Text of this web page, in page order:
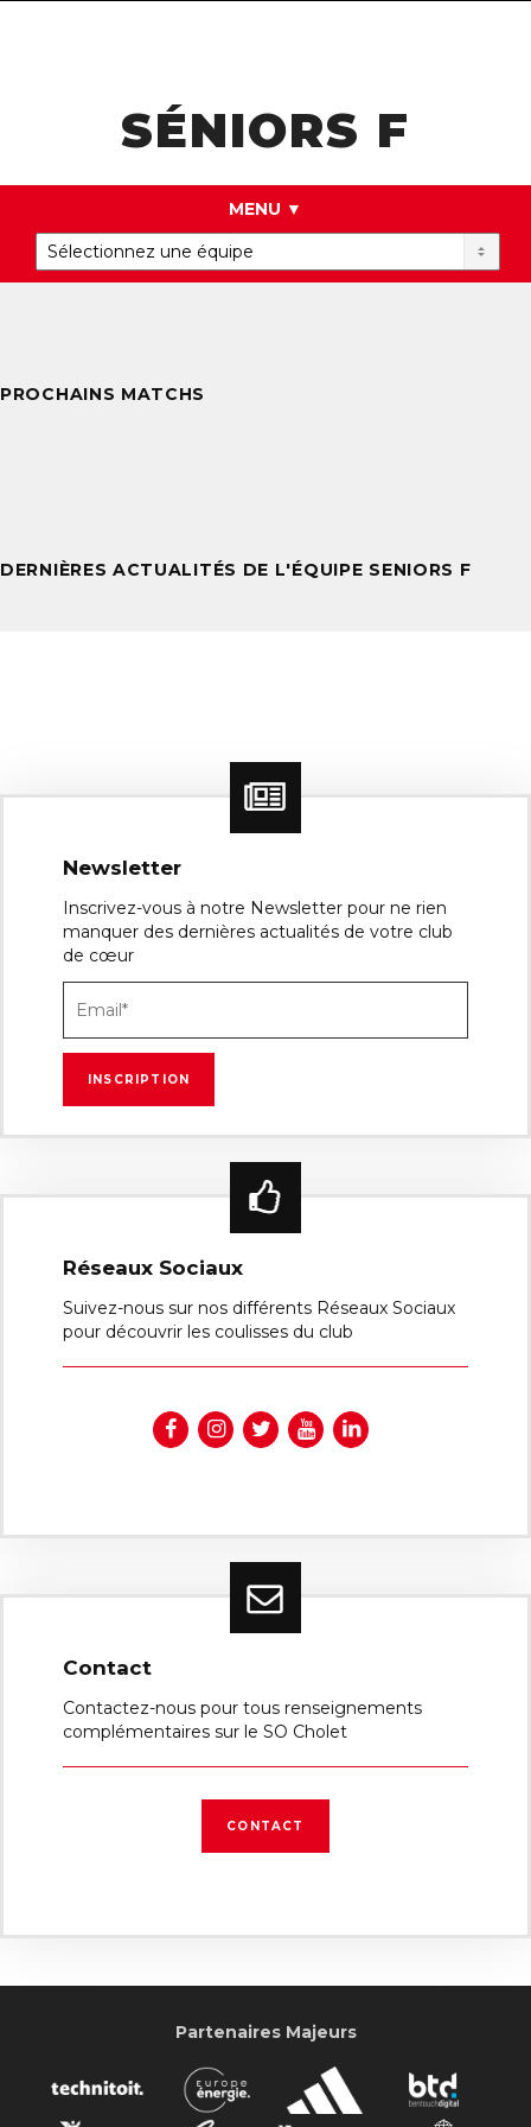
SÉNIORS F
MENU ▼
PROCHAINS MATCHS
DERNIÈRES ACTUALITÉS DE L'ÉQUIPE SENIORS F
Newsletter
Inscrivez-vous à notre Newsletter pour ne rien
manquer des dernières actualités de votre club
de cœur
Réseaux Sociaux
Suivez-nous sur nos différents Réseaux Sociaux
pour découvrir les coulisses du club
Contact
Contactez-nous pour tous renseignements
complémentaires sur le SO Cholet
CONTACT
Partenaires Majeurs